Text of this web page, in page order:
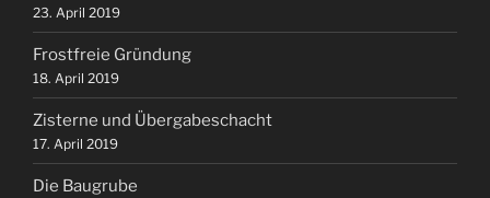
23. April 2019
Frostfreie Gründung
18. April 2019
Zisterne und Übergabeschacht
17. April 2019
Die Baugrube